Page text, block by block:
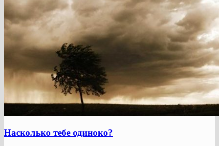
Насколько тебе одиноко?